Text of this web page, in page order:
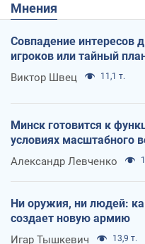
Мнения
Совпадение интересов
игроков или тайный
Виктор Швец 11,1 т.
Минск готовится к
условиях масштабного
Александр Левченко
Ни оружия, ни людей:
создает новую армию
Игар Тышкевич 13,9 т.